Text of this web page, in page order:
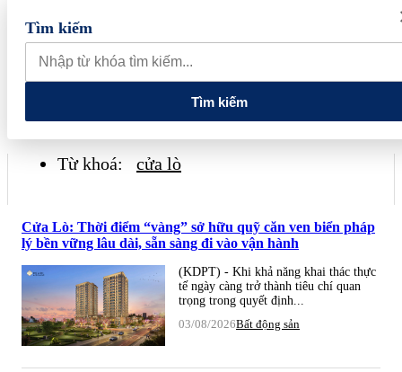
Hải quan Lào Cai phát hiện 5 vụ vi phạm, tạm giữ gần 700 kg
thực phẩm và nhiều điện thoại nhập lậu
Lan tỏa văn hóa kinh
doanh, tìm kiếm doanh nghiệp tiêu biểu trên toàn quốc
các cửa hàng rau củ quả sạch tại Hà Nội
Tìm kiếm
Tìm kiếm
Từ khoá: cửa lò
Cửa Lò: Thời điểm “vàng” sở hữu quỹ căn ven biển pháp
lý bền vững lâu dài, sẵn sàng đi vào vận hành
(KDPT) - Khi khả năng khai thác thực
tế ngày càng trở thành tiêu chí quan
trọng trong quyết định...
03/08/2026Bất động sản